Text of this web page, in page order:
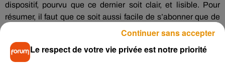
dispositif, pourvu que ce dernier soit clair, et lisible. Pour
résumer, il faut que ce soit aussi facile de s’abonner que de
La mesure devrait nous faire économiser un peu d’argent,
lorsque l'on sait que, selon un sondage IPSOS, il y a
Le respect de votre vie privée est notre priorité
Continuer sans accepter